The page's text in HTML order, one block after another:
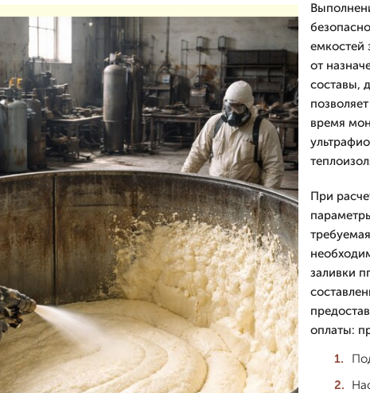
емкостей
от
составы,
время
При
заливки
оплаты: